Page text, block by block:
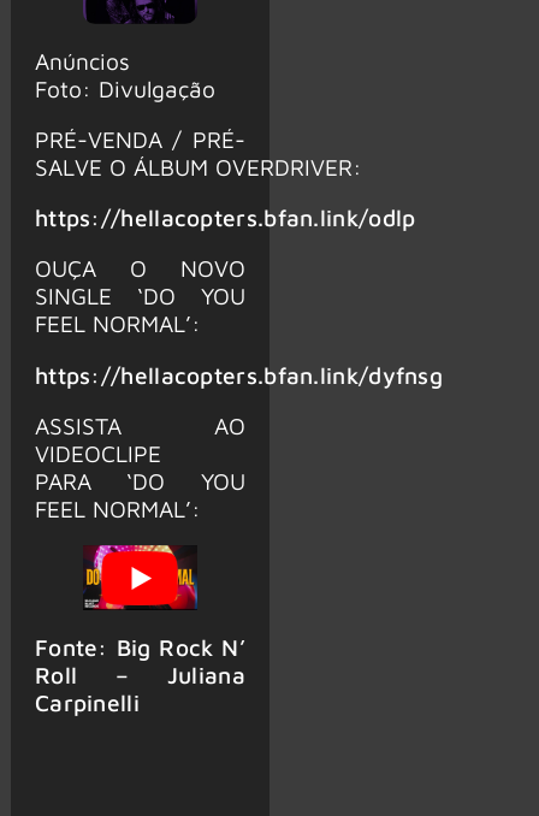
Anúncios
Foto: Divulgação
PRÉ-VENDA / PRÉ-
SALVE O ÁLBUM OVERDRIVER:
https://hellacopters.bfan.link/odlp
OUÇA O NOVO
SINGLE ‘DO YOU
FEEL NORMAL’:
https://hellacopters.bfan.link/dyfnsg
ASSISTA AO
VIDEOCLIPE
PARA ‘DO YOU
FEEL NORMAL’:
Fonte: Big Rock N’
Roll – Juliana
Carpinelli